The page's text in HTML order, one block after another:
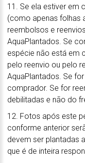
11. Se ela estiver em
(como apenas folhas
reembolsos e
AquaPlantados. Se
espécie não está em
pelo reenvio ou pelo
AquaPlantados. Se
comprador. Se for
debilitadas e não do
12. Fotos após este
conforme anterior
devem ser plantadas
que é de inteira